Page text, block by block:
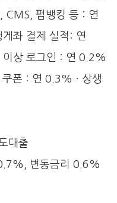
CMS, 펌뱅킹 등 : 연
좌 결제 실적: 연
상 로그인 : 연 0.2%
쿠폰 : 연 0.3% · 상생
대출
변동금리 0.6%